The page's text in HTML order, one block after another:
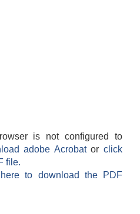
is not configured to
adobe Acrobatorclick
file.
to download the PDF